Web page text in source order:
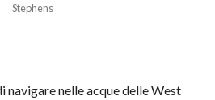
Stephens
navigare nelle acque delle West